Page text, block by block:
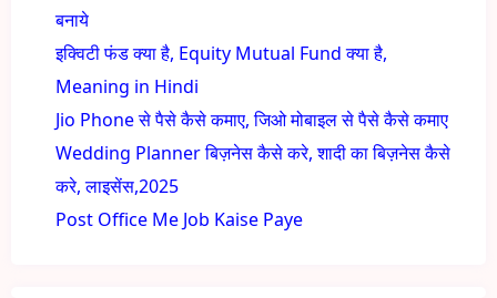
बनाये
इक्विटी फंड क्या है, Equity Mutual Fund क्या है,
Meaning in Hindi
Jio Phone से पैसे कैसे कमाए, जिओ मोबाइल से पैसे कैसे कमाए
Wedding Planner बिज़नेस कैसे करे, शादी का बिज़नेस कैसे
करे, लाइसेंस,2025
Post Office Me Job Kaise Paye